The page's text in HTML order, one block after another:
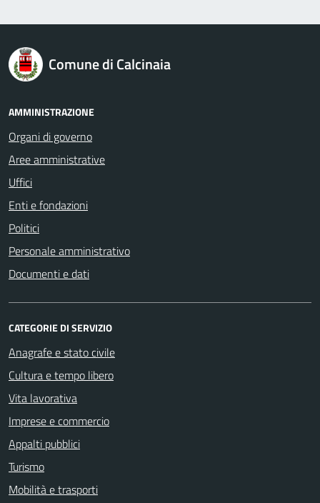
logo Unione Europea
Comune di Calcinaia
AMMINISTRAZIONE
Organi di governo
Aree amministrative
Uffici
Enti e fondazioni
Politici
Personale amministrativo
Documenti e dati
CATEGORIE DI SERVIZIO
Anagrafe e stato civile
Cultura e tempo libero
Vita lavorativa
Imprese e commercio
Appalti pubblici
Turismo
Mobilità e trasporti